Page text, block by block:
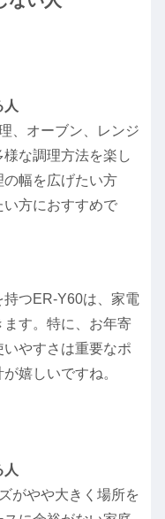
人
、オーブン、レンジ
な調理方法を楽し
幅を広げたい方
方におすすめで
持つER-Y60は、家電
す。特に、お年寄
やすさは重要なポ
嬉しいですね。
人
がやや大きく場所を